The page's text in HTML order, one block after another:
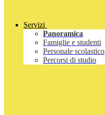
Servizi
Panoramica
Famiglie e studenti
Personale scolastico
Percorsi di studio